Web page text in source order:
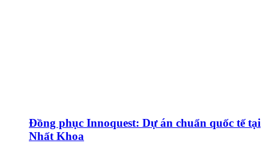
Đồng phục Innoquest: Dự án chuẩn quốc tế tại
Nhất Khoa